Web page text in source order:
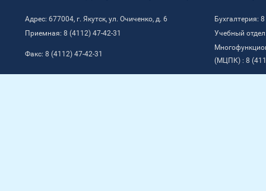
Адрес: 677004, г. Якутск, ул. Очиченко, д. 6
Бухгалтерия:
Приемная: 8 (4112) 47-42-31
Учебный
Факс: 8 (4112) 47-42-31
(МЦПК) : 8